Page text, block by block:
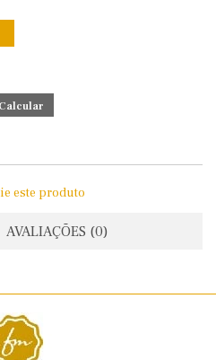
este produto
AVALIAÇÕES (0)